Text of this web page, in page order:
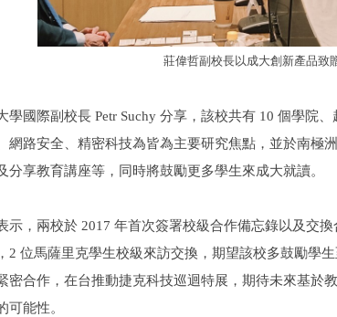
莊偉哲副校長以成大創新產品致
學國際副校長 Petr Suchy 分享，該校共有 10 個學院、
網路安全、精密科技為皆為主要研究焦點，並於南極
分享教育講座等，同時將鼓勵更多學生來成大就讀。
示，兩校於 2017 年首次簽署校級合作備忘錄以及交換
2 位馬薩里克學生校級來訪交換，期望該校多鼓勵學
密合作，在台推動捷克科技巡迴特展，期待未來基於
可能性。